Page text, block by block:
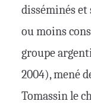
disséminés
ou moins
groupe
2004), mené
Tomassin le